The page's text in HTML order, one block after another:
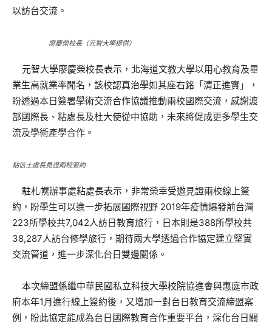
以訪台交流。
廖慶榮校長（元智大學提供）
元智大學廖慶榮校長表示，北海道文教大學以用心教育及畢
業生高就業率聞名，該校認真治學如其座右銘「清正進實」，
盼透過本日簽署學術交流合作協議推動兩校國際交流，感謝渡
部國際長、粘處長及杜大使從中協助，未來將促成更多學生交
流及學術產學合作。
粘信士處長見證兩校簽約
駐札幌辦事處粘處長表示，非常榮幸受邀見證兩校線上簽
約，盼學生可以進一步拓展國際視野 2019年疫情爆發前台灣
223所學校共7,042人訪日教育旅行，日本則是388所學校共
38,287人訪台修學旅行，期待兩大學透過合作協定建立堅實
交流管道，進一步深化台日雙邊關係。
本次締盟係繼中華民國私立科技大學校院協進會與惠庭市政
府本年1月進行線上簽約後，又增加一對台日教育交流締盟案
例，盼此協定能成為台日國際教育合作重要平台，深化台日關